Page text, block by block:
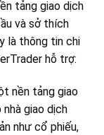
tảng giao dịch
và sở thích
là thông tin chi
hỗ trợ:
nền tảng giao
giao dịch
như cổ phiếu,